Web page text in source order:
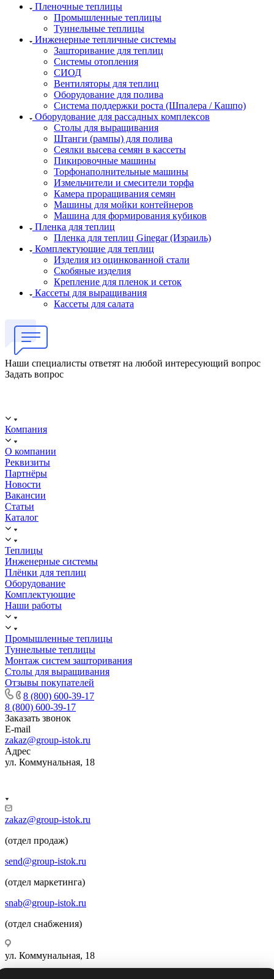
Пленочные теплицы
Промышленные теплицы
Туннельные теплицы
Инженерные тепличные системы
Зашторивание для теплиц
Системы отопления
СИОД
Вентиляторы для теплиц
Оборудование для полива
Система поддержки роста (Шпалера / Кашпо)
Оборудование для рассадных комплексов
Столы для выращивания
Штанги (рампы) для полива
Сеялки высева семян в кассеты
Пикировочные машины
Торфонаполнительные машины
Измельчители и смесители торфа
Камера проращивания семян
Машины для мойки контейнеров
Машина для формирования кубиков
Пленка для теплиц
Пленка для теплиц Ginegar (Израиль)
Комплектующие для теплиц
Изделия из оцинкованной стали
Скобяные изделия
Крепление для пленок и сеток
Кассеты для выращивания
Кассеты для салата
Наши специалисты ответят на любой интересующий вопрос
Задать вопрос
Компания
О компании
Реквизиты
Партнёры
Новости
Вакансии
Статьи
Каталог
Теплицы
Инженерные системы
Плёнки для теплиц
Оборудование
Комплектующие
Наши работы
Промышленные теплицы
Туннельные теплицы
Монтаж систем зашторивания
Столы для выращивания
Отзывы покупателей
8 (800) 600-39-17
8 (800) 600-39-17
Заказать звонок
E-mail
zakaz@group-istok.ru
Адрес
ул. Коммунальная, 18
zakaz@group-istok.ru
(отдел продаж)
send@group-istok.ru
(отдел маркетинга)
snab@group-istok.ru
(отдел снабжения)
ул. Коммунальная, 18